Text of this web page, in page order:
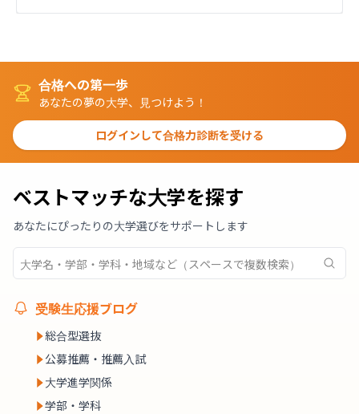
合格への第一歩
あなたの夢の大学、見つけよう！
ログインして合格力診断を受ける
ベストマッチな大学を探す
あなたにぴったりの大学選びをサポートします
受験生応援ブログ
総合型選抜
公募推薦・推薦入試
大学進学関係
学部・学科